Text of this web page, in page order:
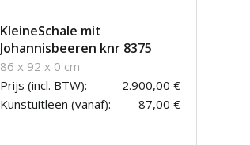
KleineSchale mit
Johannisbeeren knr 8375
86 x 92 x 0 cm
Prijs (incl. BTW):
2.900,00 €
Kunstuitleen (vanaf):
87,00 €